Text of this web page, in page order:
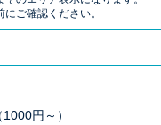
ご確認ください。
円～）